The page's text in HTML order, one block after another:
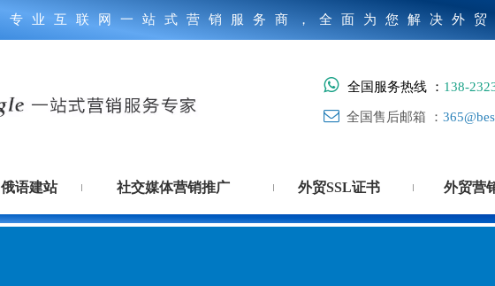
专业互联网一站式营销服务商，全面为您解决外贸
 全国服务热线 ： 138-
 全国售后邮箱 ：
俄语建站 社交媒体营销推广 外贸SSL证书 外贸营